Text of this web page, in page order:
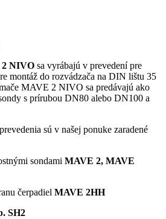
2 NIVO sa vyrábajú v prevedení pre
montáž do rozvádzača na DIN lištu 35
MAVE 2 NIVO sa predávajú ako
s prírubou DN80 alebo DN100 a
sú v našej ponuke zaradené
sondami MAVE 2, MAVE
čerpadiel MAVE 2HH
SH2